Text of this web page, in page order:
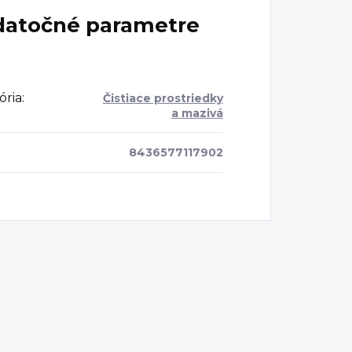
parametre
:
Čistiace prostriedky
a mazivá
8436577117902